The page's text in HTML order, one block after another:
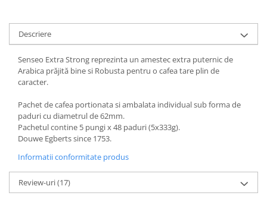
Descriere
Senseo Extra Strong reprezinta un amestec extra puternic de
Arabica prăjită bine si Robusta pentru o cafea tare plin de
caracter.
Pachet de cafea portionata si ambalata individual sub forma de
paduri cu diametrul de 62mm.
Pachetul contine 5 pungi x 48 paduri (5x333g).
Douwe Egberts since 1753.
Informatii conformitate produs
Review-uri(17)